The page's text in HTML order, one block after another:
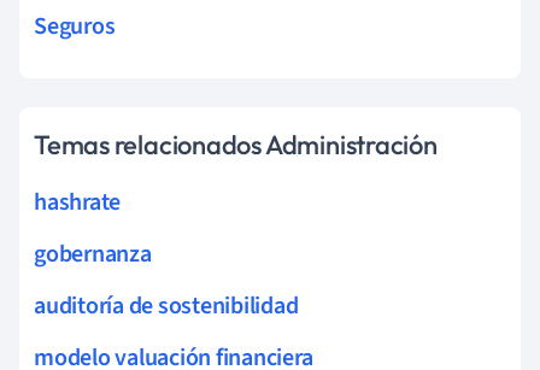
Seguros
Temas relacionados Administración
hashrate
gobernanza
auditoría de sostenibilidad
modelo valuación financiera